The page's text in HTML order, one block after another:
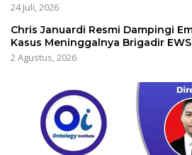
24 Juli, 2026
Chris Januardi Resmi Dampingi
Kasus Meninggalnya Brigadir EWS
2 Agustus, 2026